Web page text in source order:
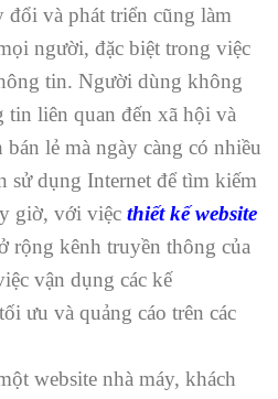
đổi và phát triển cũng làm
người, đặc biệt trong việc
tin. Người dùng không
tin liên quan đến xã hội và
lẻ mà ngày càng có nhiều
sử dụng Internet để tìm kiếm
giờ, với việc thiết kế website
rộng kênh truyền thông của
vận dụng các kế
ưu và quảng cáo trên các
website nhà máy, khách